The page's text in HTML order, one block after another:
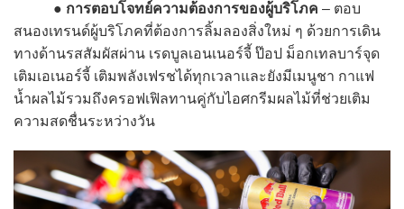
● การตอบโจทย์ความต้องการของผู้บริโภค – ตอบ
สนองเทรนด์ผู้บริโภคที่ต้องการลิ้มลองสิ่งใหม่ ๆ ด้วยการเดิน
ทางด้านรสสัมผัสผ่าน เรดบูลเอนเนอร์จี้ ป๊อป ม็อกเทลบาร์จุด
เติมเอเนอร์จี้ เติมพลังเฟรชได้ทุกเวลาและยังมีเมนูชา กาแฟ
น้ำผลไม้รวมถึงครอฟเฟิลทานคู่กับไอศกรีมผลไม้ที่ช่วยเติม
ความสดชื่นระหว่างวัน